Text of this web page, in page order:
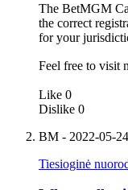
The BetMGM
the correct
for your
Feel free to visit
Like 0
Dislike 0
BM - 2022-05-
Tiesioginė